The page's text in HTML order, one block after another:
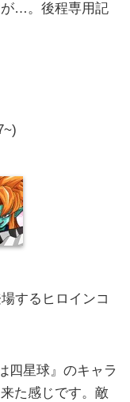
が…。後程専用記
するヒロインコ
四星球』のキャラ
た感じです。敵